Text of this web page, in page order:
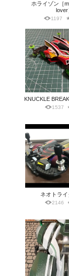
ホライゾン［
1197
KNUCKLE
1537
ネオトラ
2146